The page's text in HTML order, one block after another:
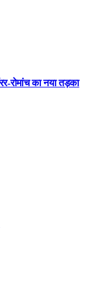
रोमांच का नया तड़का